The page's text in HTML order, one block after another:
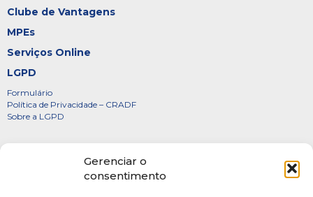
Gerenciar o
consentimento
Clube de Vantagens
MPEs
Serviços Online
LGPD
Formulário
Política de Privacidade – CRADF
Sobre a LGPD